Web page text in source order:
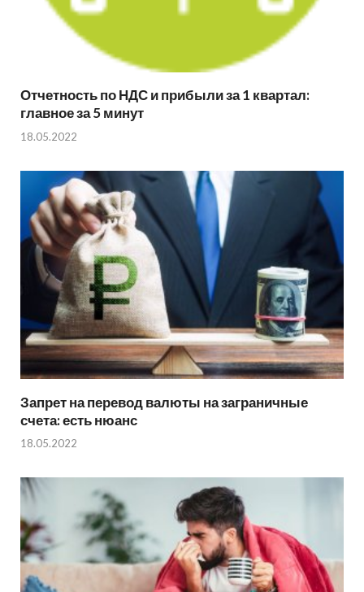
Отчетность по НДС и прибыли за 1 квартал:
главное за 5 минут
18.05.2022
Запрет на перевод валюты на заграничные
счета: есть нюанс
18.05.2022